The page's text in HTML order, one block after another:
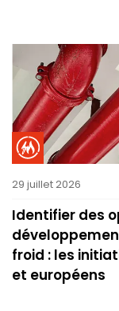
29 juillet 2026
Identifier des
froid : les
et européens